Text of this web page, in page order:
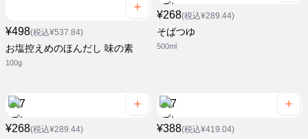
¥498(税込¥537.84)
お塩控えめのほんだし 味の素
100g
¥268(税込¥289.44)
そばつゆ
500ml
¥268(税込¥289.44) ¥388(税込¥419.04)